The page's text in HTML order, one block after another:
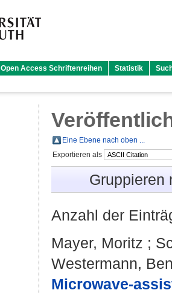
Open Access Schriftenreihen Statistik
Eine Ebene nach oben ...
Exportieren als
Anzahl der
Mayer, Moritz ;
Westermann,
Microwave-